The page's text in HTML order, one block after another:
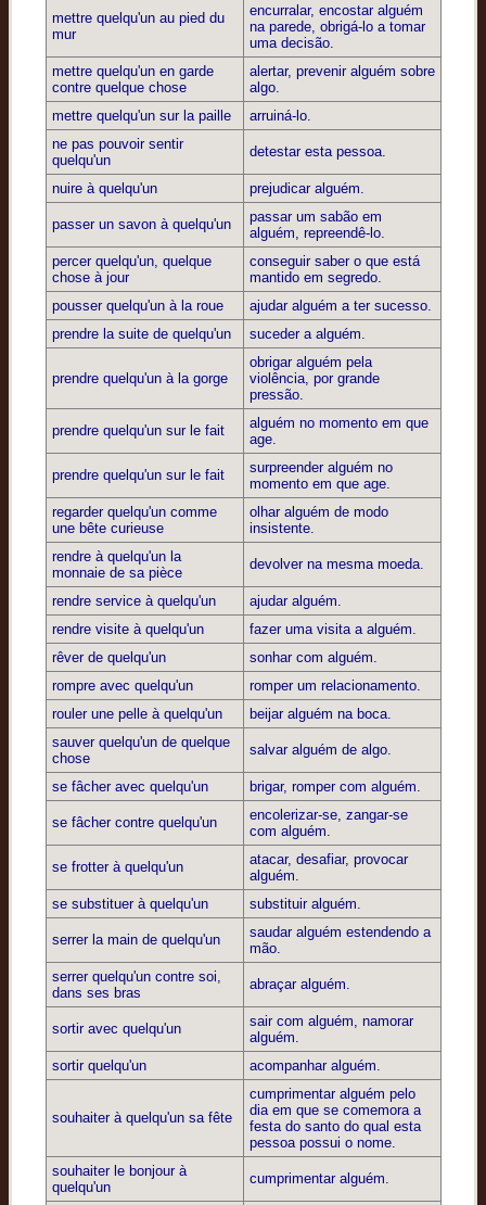
mettre quelqu'un au pied du
mur
encurralar, encostar alguém
na parede, obrigá-lo a tomar
uma decisão.
mettre quelqu'un en garde
contre quelque chose
alertar, prevenir alguém sobre
algo.
mettre quelqu'un sur la paille
arruiná-lo.
ne pas pouvoir sentir
quelqu'un
detestar esta pessoa.
nuire à quelqu'un prejudicar alguém.
passer un savon à quelqu'un
passar um sabão em
alguém, repreendê-lo.
percer quelqu'un, quelque
chose à jour
conseguir saber o que está
mantido em segredo.
pousser quelqu'un à la roue
ajudar alguém a ter sucesso.
prendre la suite de quelqu'un
suceder a alguém.
prendre quelqu'un à la gorge
obrigar alguém pela
violência, por grande
pressão.
prendre quelqu'un sur le fait
alguém no momento em que
age.
prendre quelqu'un sur le fait
surpreender alguém no
momento em que age.
regarder quelqu'un comme
une bête curieuse
olhar alguém de modo
insistente.
rendre à quelqu'un la
monnaie de sa pièce
devolver na mesma moeda.
rendre service à quelqu'un
ajudar alguém.
rendre visite à quelqu'un
fazer uma visita a alguém.
rêver de quelqu'un
sonhar com alguém.
rompre avec quelqu'un
romper um relacionamento.
rouler une pelle à quelqu'un
beijar alguém na boca.
sauver quelqu'un de quelque
chose
salvar alguém de algo.
se fâcher avec quelqu'un brigar, romper com alguém.
se fâcher contre quelqu'un
encolerizar-se, zangar-se
com alguém.
se frotter à quelqu'un
atacar, desafiar, provocar
alguém.
se substituer à quelqu'un
substituir alguém.
serrer la main de quelqu'un
saudar alguém estendendo a
mão.
serrer quelqu'un contre soi,
dans ses bras
abraçar alguém.
sortir avec quelqu'un
sair com alguém, namorar
alguém.
sortir quelqu'un
acompanhar alguém.
souhaiter à quelqu'un sa fête
cumprimentar alguém pelo
dia em que se comemora a
festa do santo do qual esta
pessoa possui o nome.
souhaiter le bonjour à
quelqu'un
cumprimentar alguém.